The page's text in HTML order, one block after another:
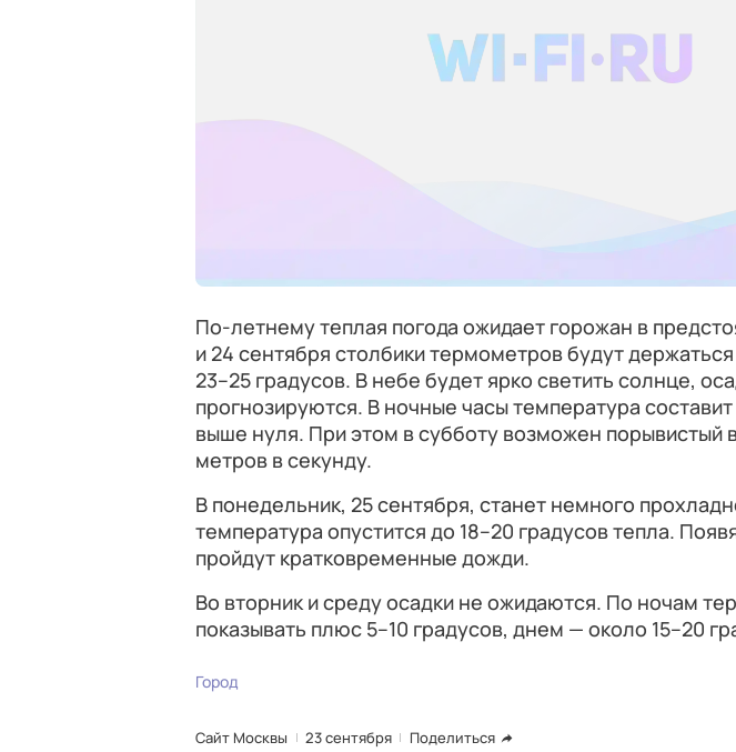
По-летнему теплая погода ожидает горожан в
и 24 сентября столбики термометров будут
23–25 градусов. В небе будет ярко светить солнце,
прогнозируются. В ночные часы температура составит
выше нуля. При этом в субботу возможен порывистый
метров в секунду.
В понедельник, 25 сентября, станет немного
температура опустится до 18–20 градусов тепла.
пройдут кратковременные дожди.
Во вторник и среду осадки не ожидаются. По ночам
показывать плюс 5–10 градусов, днем — около 15–20
Город
Сайт Москвы 23 сентября Поделиться